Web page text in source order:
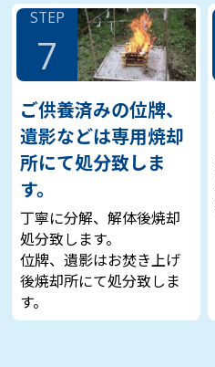
STEP
7
ご供養済みの位牌、
遺影などは専用焼却
所にて処分致しま
す。
丁寧に分解、解体後焼却
処分致します。
位牌、遺影はお焚き上げ
後焼却所にて処分致しま
す。